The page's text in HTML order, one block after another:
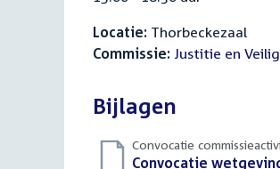
Locatie: Thorbeckezaal
Commissie: Justitie en
Bijlagen
Convocatie
Download
Convocatie